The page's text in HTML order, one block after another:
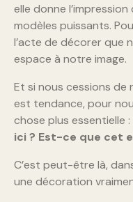
elle donne
modèles puissants.
l’acte de décorer que
espace à notre image.
Et si nous cessions de
est tendance, pour
chose plus essentielle :
ici ? Est-ce que cet
C’est peut-être là,
une décoration